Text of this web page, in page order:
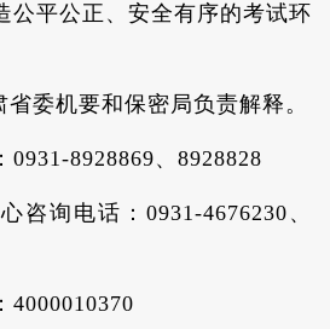
公平公正、安全有序的考试环
委机要和保密局负责解释。
8928869、8928828
咨询电话：0931-4676230、
4000010370